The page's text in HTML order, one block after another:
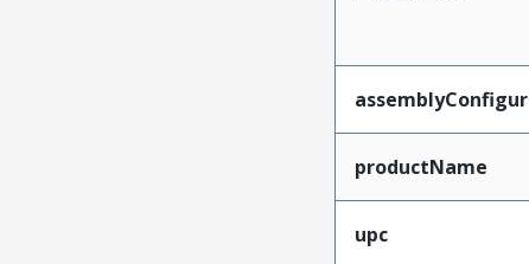
productName
upc